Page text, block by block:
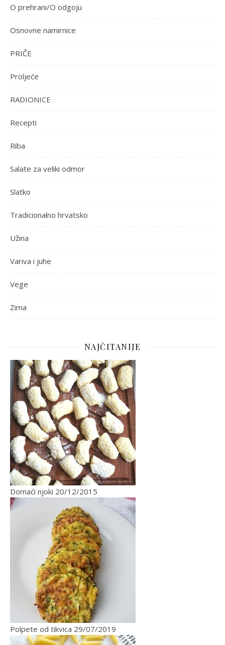
O prehrani/O odgoju
Osnovne namirnice
PRIČE
Proljeće
RADIONICE
Recepti
Riba
Salate za veliki odmor
Slatko
Tradicionalno hrvatsko
Užina
Variva i juhe
Vege
Zima
NAJČITANIJE
Domaći njoki 20/12/2015
Polpete od tikvica 29/07/2019